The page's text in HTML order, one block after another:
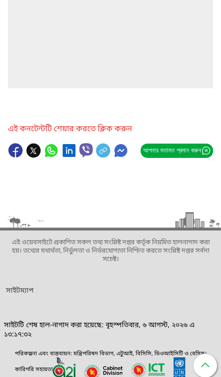
এই কনটেন্টটি শেয়ার করতে ক্লিক করুন
আপনার মতামত প্রদান করুন
এই ওয়েবসাইটে প্রকাশিত সকল তথ্য সংশ্লিষ্ট দপ্তর কর্তৃক নিয়মিত হালনাগাদ করা
হয়। তথ্যের যথার্থতা, নির্ভুলতা ও নির্ভরযোগ্যতা নিশ্চিত করতে সংশ্লিষ্ট দপ্তর সর্বদা
সচেষ্ট।
সাইটম্যাপ
সাইটটি শেষ হাল-নাগাদ করা হয়েছে: বৃহস্পতিবার, ৬ আগস্ট, ২০২৬ এ
১৩:১৭:৩২
পরিকল্পনা এবং বাস্তবায়ন: মন্ত্রিপরিষদ বিভাগ, এটুআই, বিসিসি, ডিওআইসিটি ও বেসিস।
কারিগরি সহায়তা